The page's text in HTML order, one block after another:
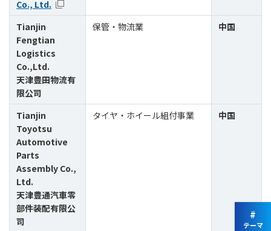
Co., Ltd.
Tianjin
Fengtian
Logistics
Co.,Ltd.
天津豊田物流有
限公司
保管・物流業 中国
Tianjin
Toyotsu
Automotive
Parts
Assembly Co.,
Ltd.
天津豊通汽車零
部件装配有限公
司
タイヤ・ホイール組付事業 中国
#
テーマ